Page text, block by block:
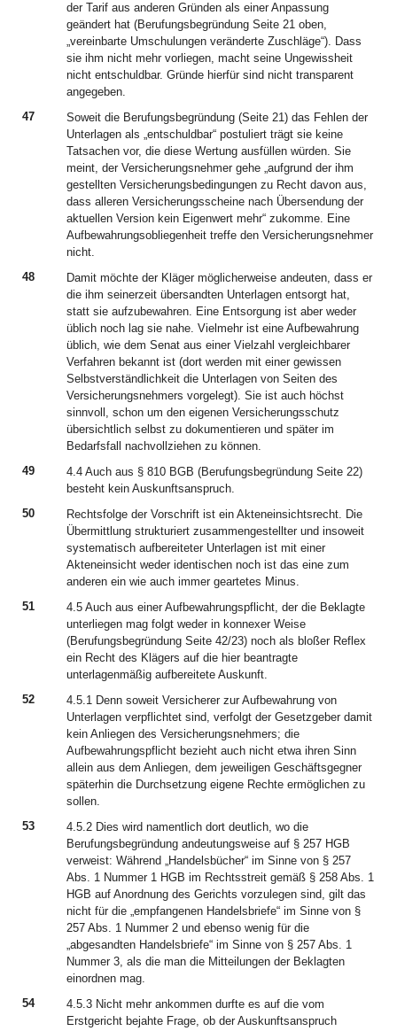
der Tarif aus anderen Gründen als einer Anpassung
geändert hat (Berufungsbegründung Seite 21 oben,
„vereinbarte Umschulungen veränderte Zuschläge“). Dass
sie ihm nicht mehr vorliegen, macht seine Ungewissheit
nicht entschuldbar. Gründe hierfür sind nicht transparent
angegeben.
47
Soweit die Berufungsbegründung (Seite 21) das Fehlen der
Unterlagen als „entschuldbar“ postuliert trägt sie keine
Tatsachen vor, die diese Wertung ausfüllen würden. Sie
meint, der Versicherungsnehmer gehe „aufgrund der ihm
gestellten Versicherungsbedingungen zu Recht davon aus,
dass alleren Versicherungsscheine nach Übersendung der
aktuellen Version kein Eigenwert mehr“ zukomme. Eine
Aufbewahrungsobliegenheit treffe den Versicherungsnehmer
nicht.
48
Damit möchte der Kläger möglicherweise andeuten, dass er
die ihm seinerzeit übersandten Unterlagen entsorgt hat,
statt sie aufzubewahren. Eine Entsorgung ist aber weder
üblich noch lag sie nahe. Vielmehr ist eine Aufbewahrung
üblich, wie dem Senat aus einer Vielzahl vergleichbarer
Verfahren bekannt ist (dort werden mit einer gewissen
Selbstverständlichkeit die Unterlagen von Seiten des
Versicherungsnehmers vorgelegt). Sie ist auch höchst
sinnvoll, schon um den eigenen Versicherungsschutz
übersichtlich selbst zu dokumentieren und später im
Bedarfsfall nachvollziehen zu können.
49
4.4 Auch aus § 810 BGB (Berufungsbegründung Seite 22)
besteht kein Auskunftsanspruch.
50
Rechtsfolge der Vorschrift ist ein Akteneinsichtsrecht. Die
Übermittlung strukturiert zusammengestellter und insoweit
systematisch aufbereiteter Unterlagen ist mit einer
Akteneinsicht weder identischen noch ist das eine zum
anderen ein wie auch immer geartetes Minus.
51
4.5 Auch aus einer Aufbewahrungspflicht, der die Beklagte
unterliegen mag folgt weder in konnexer Weise
(Berufungsbegründung Seite 42/23) noch als bloßer Reflex
ein Recht des Klägers auf die hier beantragte
unterlagenmäßig aufbereitete Auskunft.
52
4.5.1 Denn soweit Versicherer zur Aufbewahrung von
Unterlagen verpflichtet sind, verfolgt der Gesetzgeber damit
kein Anliegen des Versicherungsnehmers; die
Aufbewahrungspflicht bezieht auch nicht etwa ihren Sinn
allein aus dem Anliegen, dem jeweiligen Geschäftsgegner
späterhin die Durchsetzung eigene Rechte ermöglichen zu
sollen.
53
4.5.2 Dies wird namentlich dort deutlich, wo die
Berufungsbegründung andeutungsweise auf § 257 HGB
verweist: Während „Handelsbücher“ im Sinne von § 257
Abs. 1 Nummer 1 HGB im Rechtsstreit gemäß § 258 Abs. 1
HGB auf Anordnung des Gerichts vorzulegen sind, gilt das
nicht für die „empfangenen Handelsbriefe“ im Sinne von §
257 Abs. 1 Nummer 2 und ebenso wenig für die
„abgesandten Handelsbriefe“ im Sinne von § 257 Abs. 1
Nummer 3, als die man die Mitteilungen der Beklagten
einordnen mag.
54
4.5.3 Nicht mehr ankommen durfte es auf die vom
Erstgericht bejahte Frage, ob der Auskunftsanspruch